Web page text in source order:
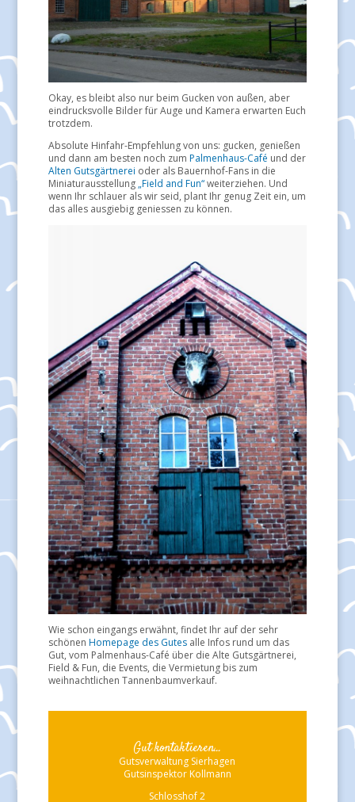
Okay, es bleibt also nur beim Gucken von außen, aber
eindrucksvolle Bilder für Auge und Kamera erwarten Euch
trotzdem.
Absolute Hinfahr-Empfehlung von uns: gucken, genießen
und dann am besten noch zum Palmenhaus-Café und der
Alten Gutsgärtnerei oder als Bauernhof-Fans in die
Miniaturausstellung„Field and Fun“weiterziehen. Und
wenn Ihr schlauer als wir seid, plant Ihr genug Zeit ein, um
das alles ausgiebig geniessen zu können.
Wie schon eingangs erwähnt, findet Ihr auf der sehr
schönen Homepage des Gutesalle Infos rund um das
Gut, vom Palmenhaus-Café über die Alte Gutsgärtnerei,
Field & Fun, die Events, die Vermietung bis zum
weihnachtlichen Tannenbaumverkauf.
Gut kontaktieren...
Gutsverwaltung Sierhagen
Gutsinspektor Kollmann
Schlosshof 2